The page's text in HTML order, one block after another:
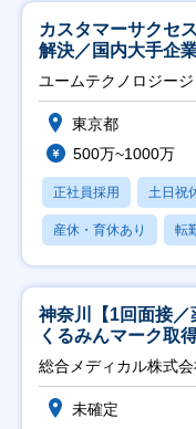
カスタマーサクセ
解決／国内大手企
ユームテクノロジー
東京都
500万~1000万
正社員採用 土日祝
産休・育休あり 転
神奈川【1回面接
くるみんマーク取
総合メディカル株式会
未確定